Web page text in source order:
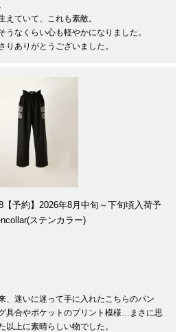
えていて、これも素敵。
うなくらい心も軽やかになりました。
ありがとうございました。
【予約】2026年8月中旬～下旬頃入荷予
ステンカラー)
、迷いに迷って手に入れたこちらのパン
具合やポケットのプリント模様…まさに思
以上に素晴らしい物でした。